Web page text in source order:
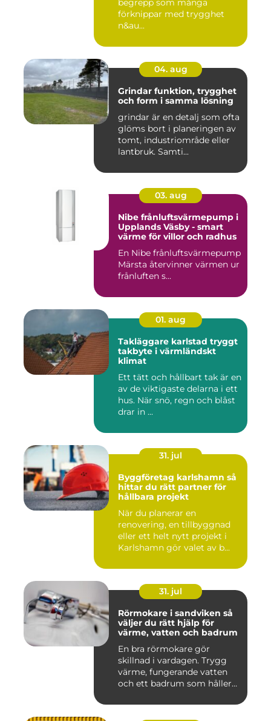
begrepp som många
förknippar med trygghet
n&au...
04. aug
Grindar funktion, trygghet
och form i samma lösning
grindar är en detalj som ofta
glöms bort i planeringen av
tomt, industriområde eller
lantbruk. Samti...
03. aug
Nibe frånluftsvärmepump i
Upplands Väsby - smart
värme för villor och radhus
En Nibe frånluftsvärmepump
Märsta återvinner värmen ur
frånluften s...
01. aug
Takläggare karlstad tryggt
takbyte i värmländskt
klimat
Ett tätt och hållbart tak är en
av de viktigaste delarna i ett
hus. När snö, regn och blåst
drar in ...
31. jul
Byggföretag karlshamn så
hittar du rätt partner för
hållbara projekt
När du planerar en
renovering, en tillbyggnad
eller ett helt nytt projekt i
Karlshamn gör valet av b...
31. jul
Rörmokare i sandviken så
väljer du rätt hjälp för
värme, vatten och badrum
En bra rörmokare gör
skillnad i vardagen. Trygg
värme, fungerande vatten
och ett badrum som håller